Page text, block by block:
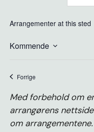
Arrangementer at this sted
Kommende
Forrigearrangementer
Med forbehold om
arrangørens
om arrangementene.